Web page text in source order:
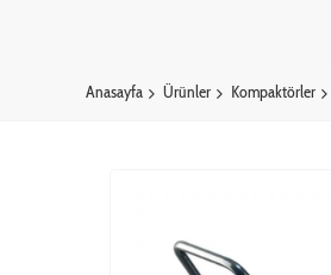
Anasayfa Ürünler Kompaktörler